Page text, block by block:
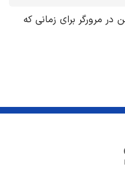
مرورگر برای زمانی که